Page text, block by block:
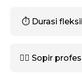
⏱️ Durasi
🧑‍✈️ Sopir